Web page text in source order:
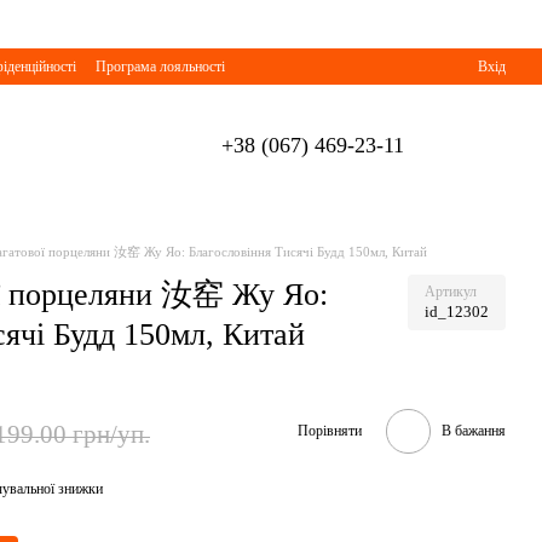
Програма лояльності Вхід
+38 (067) 469-23-11
порцеляни 汝窑 Жу Яо: Благословіння Тисячі Будд 150мл, Китай
порцеляни 汝窑 Жу Яо:
Будд 150мл, Китай
Артикул
id_12302
грн/уп. Порівняти В бажання
знижки